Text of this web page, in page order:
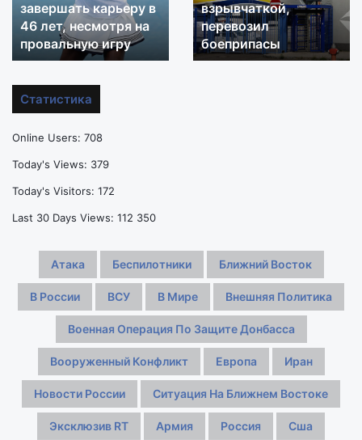
добротой»:
Винус
Уильямс
хочет
в
46
несмотря
на
провальную
завершать карьеру в
46 лет, несмотря на
провальную игру
возле
которого
в
ФРГ
взрывчаткой,
перевозил
боеприпасы
Статистика
Online Users: 708
Today's Views: 379
Today's Visitors: 172
Last 30 Days Views: 112 350
Атака Беспилотники Ближний Восток
В России ВСУ В Мире Внешняя Политика
Военная Операция По Защите Донбасса
Вооруженный Конфликт Европа Иран
Новости России Ситуация На Ближнем Востоке
Эксклюзив RT Армия Россия Сша